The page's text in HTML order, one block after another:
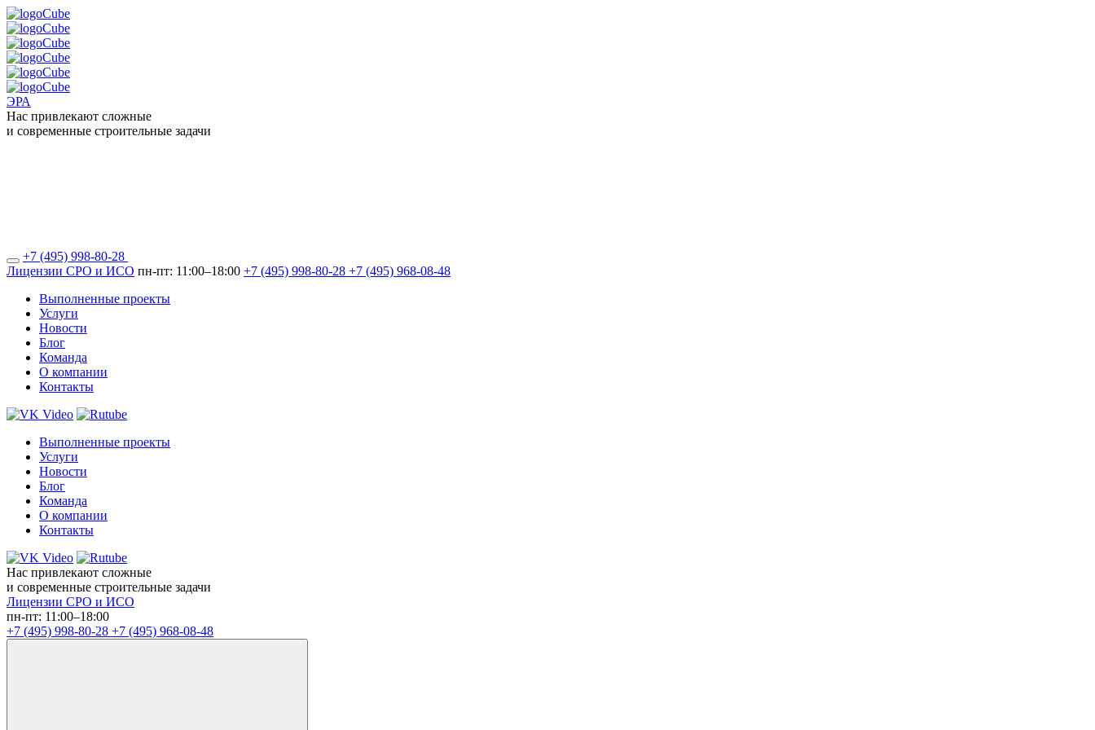
ЭРА
Нас привлекают сложные
и современные строительные задачи
+7 (495) 998-80-28
Лицензии СРО и ИСО пн-пт: 11:00–18:00 +7 (495) 998-80-28 +7 (495) 968-08-48
Выполненные проекты
Услуги
Новости
Блог
Команда
О компании
Контакты
Выполненные проекты
Услуги
Новости
Блог
Команда
О компании
Контакты
Нас привлекают сложные
и современные строительные задачи
Лицензии СРО и ИСО
пн-пт: 11:00–18:00
+7 (495) 998-80-28 +7 (495) 968-08-48